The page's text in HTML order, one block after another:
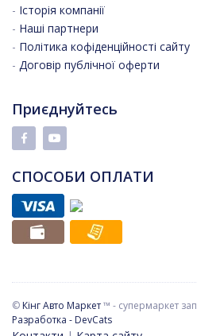
- Історія компанії
- Наші партнери
- Політика кофіденційності сайту
- Договір публічної оферти
Приєднуйтесь
СПОСОБИ ОПЛАТИ
© Кінг Авто Маркет™ - супермаркет
Разработка - DevCats